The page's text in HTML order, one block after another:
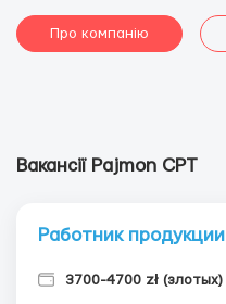
Про компанію
Вакансії Pajmon CPT
Работник продукции
3700-4700 zł (злотых)